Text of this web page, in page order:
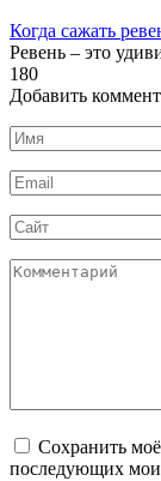
Когда сажать
Ревень – это
180
Добавить
Имя
*
Email
*
Сайт
Комментарий
Сохранить
последующих